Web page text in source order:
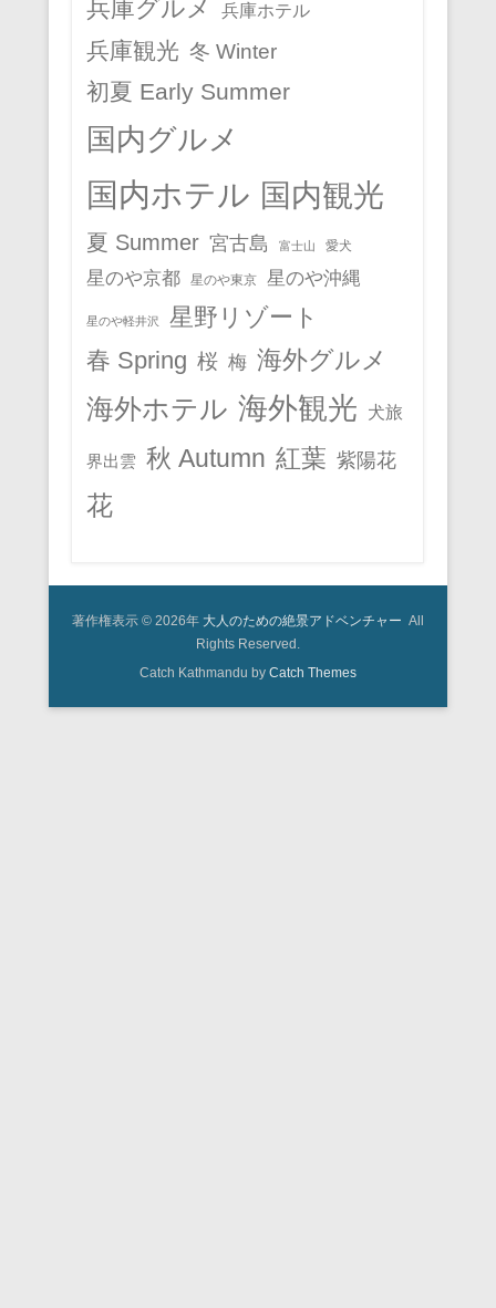
兵庫グルメ 兵庫ホテル
兵庫観光 冬 Winter
初夏 Early Summer
国内グルメ
国内ホテル 国内観光
夏 Summer 宮古島 富士山 愛犬
星のや京都 星のや東京 星のや沖縄
星のや軽井沢
星野リゾート
春 Spring 桜 梅 海外グルメ
海外ホテル 海外観光 犬旅
界出雲 秋 Autumn 紅葉 紫陽花
花
著作権表示 © 2026年 大人のための絶景アドベンチャー All
Rights Reserved.
Catch Kathmandu by Catch Themes